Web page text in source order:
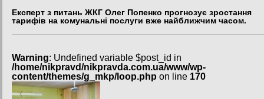
Експерт з питань ЖКГ Олег Попенко прогнозує зростання
тарифів на комунальні послуги вже найближчим часом.
Warning: Undefined variable $post_id in
/home/nikpravd/nikpravda.com.ua/www/wp-
content/themes/g_mkp/loop.php on line 170